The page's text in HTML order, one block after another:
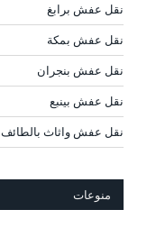
نقل عفش برابغ
نقل عفش بمكة
نقل عفش بنجران
نقل عفش بينبع
نقل عفش واثاث بالطائف
منوعات